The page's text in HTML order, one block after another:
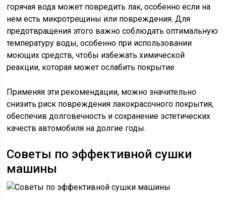
горячая вода может повредить лак, особенно если на
нем есть микротрещины или повреждения. Для
предотвращения этого важно соблюдать оптимальную
температуру воды, особенно при использовании
моющих средств, чтобы избежать химической
реакции, которая может ослабить покрытие.
Применяя эти рекомендации, можно значительно
снизить риск повреждения лакокрасочного покрытия,
обеспечив долговечность и сохранение эстетических
качеств автомобиля на долгие годы.
Советы по эффективной сушки
машины